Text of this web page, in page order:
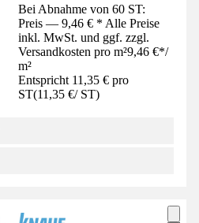
Bei Abnahme von 60 ST:
Preis — 9,46 € * Alle Preise
inkl. MwSt. und ggf. zzgl.
Versandkosten pro m²9,46 €*/
m²
Entspricht 11,35 € pro
ST(11,35 €/ ST)